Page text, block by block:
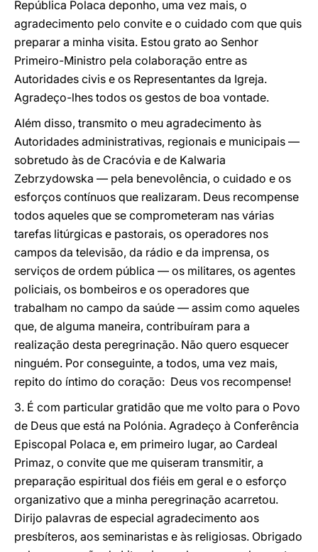
República Polaca deponho, uma vez mais, o
agradecimento pelo convite e o cuidado com que quis
preparar a minha visita. Estou grato ao Senhor
Primeiro-Ministro pela colaboração entre as
Autoridades civis e os Representantes da Igreja.
Agradeço-lhes todos os gestos de boa vontade.
Além disso, transmito o meu agradecimento às
Autoridades administrativas, regionais e municipais ―
sobretudo às de Cracóvia e de Kalwaria
Zebrzydowska ― pela benevolência, o cuidado e os
esforços contínuos que realizaram. Deus recompense
todos aqueles que se comprometeram nas várias
tarefas litúrgicas e pastorais, os operadores nos
campos da televisão, da rádio e da imprensa, os
serviços de ordem pública ― os militares, os agentes
policiais, os bombeiros e os operadores que
trabalham no campo da saúde ― assim como aqueles
que, de alguma maneira, contribuíram para a
realização desta peregrinação. Não quero esquecer
ninguém. Por conseguinte, a todos, uma vez mais,
repito do íntimo do coração: Deus vos recompense!
3. É com particular gratidão que me volto para o Povo
de Deus que está na Polónia. Agradeço à Conferência
Episcopal Polaca e, em primeiro lugar, ao Cardeal
Primaz, o convite que me quiseram transmitir, a
preparação espiritual dos fiéis em geral e o esforço
organizativo que a minha peregrinação acarretou.
Dirijo palavras de especial agradecimento aos
presbíteros, aos seminaristas e às religiosas. Obrigado